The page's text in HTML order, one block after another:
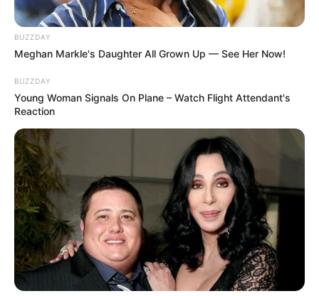
BUZZDAY
Meghan Markle's Daughter All Grown Up — See Her Now!
BUZZDAY
Young Woman Signals On Plane – Watch Flight Attendant's
Reaction